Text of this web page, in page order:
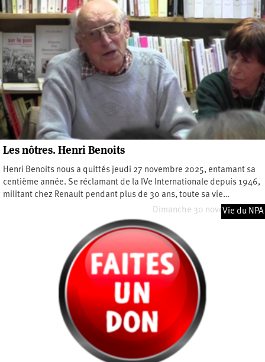
Les nôtres. Henri Benoits
Henri Benoits nous a quittés jeudi 27 novembre 2025, entamant sa
centième année. Se réclamant de la IVe Internationale depuis 1946,
militant chez Renault pendant plus de 30 ans, toute sa vie…
Dimanche 30 novembre 2025
Vie du NPA